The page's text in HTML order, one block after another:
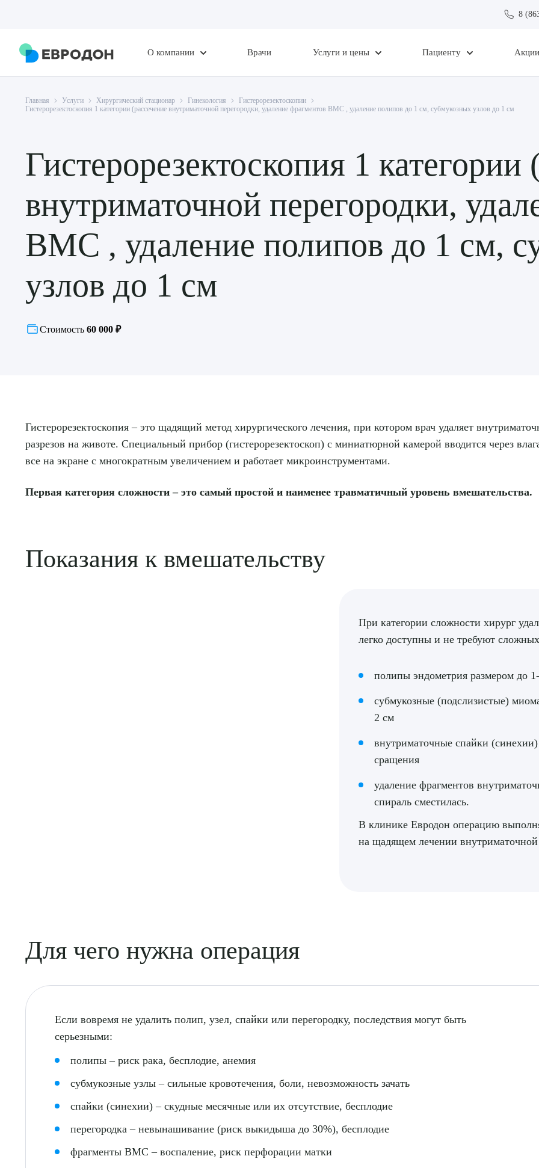
8
О компании Врачи Услуги и цены Пациенту Акции
Главная Услуги Хирургический стационар Гинекология
Гистерорезектоскопии
Гистерорезектоскопия 1 категории (рассечение внутриматочной перегородки, удаление фрагментов ВМС , удаление полипов до 1 см, субмукозных узлов до 1 см
Гистерорезектоскопия 1 категории
внутриматочной перегородки,
ВМС , удаление полипов до 1 см,
узлов до 1 см
Стоимость 60 000 ₽
Гистерорезектоскопия – это щадящий метод хирургического лечения, при котором врач удаляет
разрезов на животе. Специальный прибор (гистерорезектоскоп) с миниатюрной камерой вводится через
все на экране с многократным увеличением и работает микроинструментами.
Первая категория сложности – это самый простой и наименее травматичный уровень вмешательства.
Показания к вмешательству
При категории сложности хирург
легко доступны и не требуют
полипы эндометрия размером до
субмукозные (подслизистые)
2 см
внутриматочные спайки
сращения
удаление фрагментов
спираль сместилась.
В клинике Евродон операцию
на щадящем лечении внутриматочной
Для чего нужна операция
Если вовремя не удалить полип, узел, спайки или перегородку, последствия могут быть
серьезными:
полипы – риск рака, бесплодие, анемия
субмукозные узлы – сильные кровотечения, боли, невозможность зачать
спайки (синехии) – скудные месячные или их отсутствие, бесплодие
перегородка – невынашивание (риск выкидыша до 30%), бесплодие
фрагменты ВМС – воспаление, риск перфорации матки